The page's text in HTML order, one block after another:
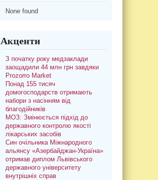
None found
Акценти
З початку року медзаклади
заощадили 44 млн грн завдяки
Prozorro Market
Понад 155 тисяч
домогосподарств отримають
набори з насінням від
благодійників
МОЗ: Змінюється підхід до
державного контролю якості
лікарських засобів
Син очільника Міжнародного
альянсу «Азербайджан-Україна»
отримав диплом Львівського
державного університету
внутрішніх справ